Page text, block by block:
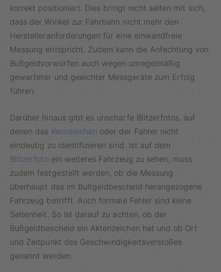
korrekt positioniert. Dies bringt nicht selten mit sich,
dass der Winkel zur Fahrbahn nicht mehr den
Herstelleranforderungen für eine einwandfreie
Messung entspricht. Zudem kann die Anfechtung von
Bußgeldvorwürfen auch wegen unregelmäßig
gewarteter und geeichter Messgeräte zum Erfolg
führen.
Darüber hinaus gibt es unscharfe Blitzerfotos, auf
denen das Kennzeichen oder der Fahrer nicht
eindeutig zu identifizieren sind. Ist auf dem
Blitzerfotoein weiteres Fahrzeug zu sehen, muss
zudem festgestellt werden, ob die Messung
überhaupt das im Bußgeldbescheid herangezogene
Fahrzeug betrifft. Auch formale Fehler sind keine
Seltenheit. So ist darauf zu achten, ob der
Bußgeldbescheid ein Aktenzeichen hat und ob Ort
und Zeitpunkt des Geschwindigkeitsverstoßes
genannt werden.